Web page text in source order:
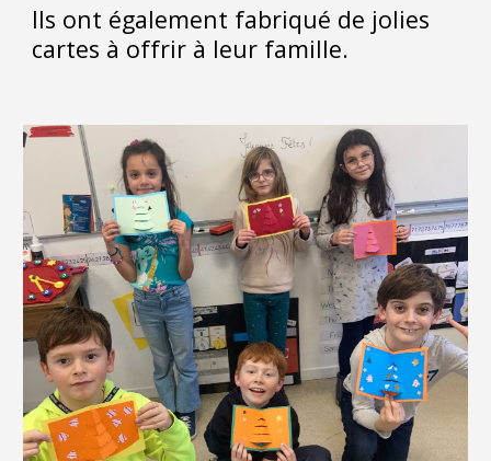
Ils ont également fabriqué de jolies
cartes à offrir à leur famille.